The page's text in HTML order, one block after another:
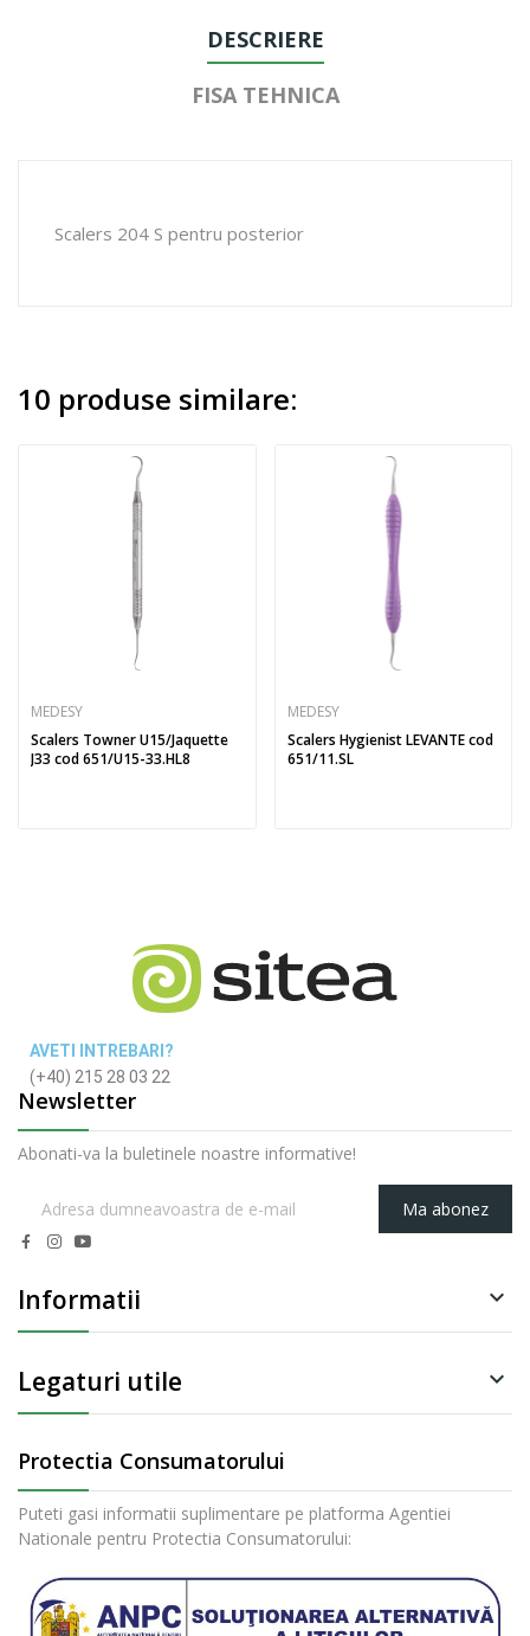
DESCRIERE
FISA TEHNICA
Scalers 204 S pentru posterior
10 produse similare:
MEDESY
Scalers Towner U15/Jaquette
J33 cod 651/U15-33.HL8
MEDESY
Scalers Hygienist LEVANTE cod
651/11.SL
AVETI INTREBARI?
(+40) 215 28 03 22
Newsletter
Abonati-va la buletinele noastre informative!
Ma abonez
Informatii 
Legaturi utile 
Protectia Consumatorului
Puteti gasi informatii suplimentare pe platforma Agentiei
Nationale pentru Protectia Consumatorului: